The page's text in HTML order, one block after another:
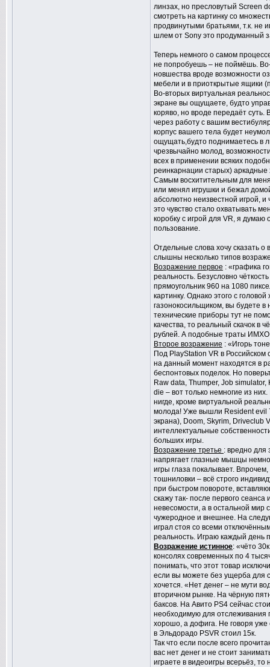
линзах, но пресловутый Screen
смотреть на картинку со
продвинутыми братьями, т.к. не
шлем от Sony это продуманный
Теперь немного о самом
не попробуешь – не поймёшь.
новшества вроде возможности
мебели и в приоткрытые ящики
Во-вторых виртуальная
экране вы ощущаете, будто
коряво, но вроде передаёт
через работу с вашим
корпус вашего тела будет
ощущать,будто поднимаетесь в
чрезвычайно молод,
всех в применении всяких
реинкарнации старых) аркадные
Самым восхитительным для меня
или менял игрушки и бежал
абсолютно неизвестной игрой,
это чувство стало охватывать
коробку с игрой для VR, я думаю
пользование.
Отдельные слова хочу сказать о
слышны несколько типов
Возражение первое : «графика
реальность. Безусловно
прямоугольник 960 на 1080
картинку. Однако этого с
газонокосильщиком, вы будете в
технические приборы тут не
качества, то реальный скачок в
рублей. А подобные траты
Второе возражение : «Игорь
Под PlayStation VR в Российском
на данный момент находятся в
беспонтовых поделок. Но
Raw data, Thumper, Job
die – вот только немногие из
нигде, кроме виртуальной
молода! Уже вышли Resident evil
экрана), Doom, Skyrim, Driveclub
интеллектуальные
больших игры.
Возражение третье : вредно для
напрягает глазные мышцы
игры глаза покалывает.
тошниловки – всё строго
при быстром повороте,
скажу так- после первого
невесомости, а в остальной мир
чужеродное и внешнее. На
играл стоя со всеми
реальность. Играю каждый день
Возражение истинное: «чёто
консолях современных по 4
понимать, что этот товар
если вы можете без ущерба для
хочется. «Нет денег – не мути
вторичном рынке. На чёрную
баксов. На Авито PS4 сейчас
необходимую для отслеживания
хорошо, а дофига. Не говоря уже
в Эльдорадо PSVR стоил 15к.
Так что если после всего
вас нет денег и не стоит
играете в видеоигры всерьёз,